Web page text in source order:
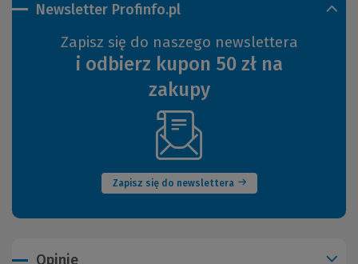
Newsletter Profinfo.pl
Zapisz się do naszego newslettera
i odbierz kupon 50 zł na
zakupy
Zapisz się do newslettera
(Nowe
okno)
Opinie